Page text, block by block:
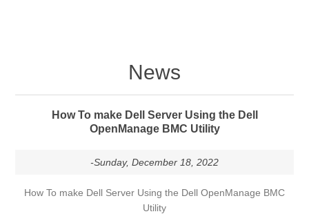
News
How To make Dell Server Using the Dell
OpenManage BMC Utility
-Sunday, December 18, 2022
How To make Dell Server Using the Dell OpenManage BMC
Utility